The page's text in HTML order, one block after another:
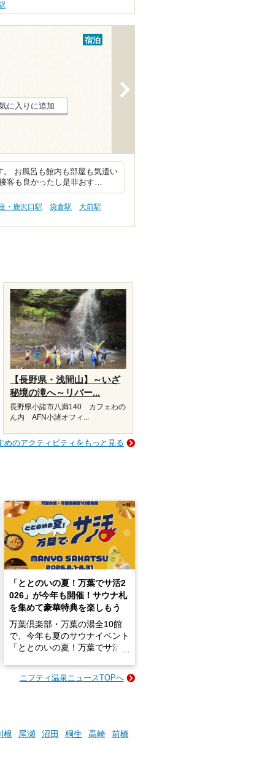
宿泊
に入りに追加
お風呂も館内も部屋も気遣い
客も良かったし是非おす…
・鹿沢口駅 袋倉駅
大前駅
【長野県・浅間山】～いざ
秘境の滝へ～リバー...
長野県小諸市八満140 カフェわの
ん内 AFN小諸オフィ...
めのアクティビティをもっと見る
「ととのいの夏！万葉でサ活2
026」が今年も開催！サウナ札
を集めて豪華特典を楽しもう
万葉倶楽部・万葉の湯全10館
で、今年も夏のサウナイベント
「ととのいの夏！万葉でサ活2
2026年8月1日（土）～8月31
札」を集めることで、オリジナ
ルグッズや無料券などの特典と
ニフティ温泉ニュースTOPへ
根 尾瀬 沼田 桐生 高崎
前橋